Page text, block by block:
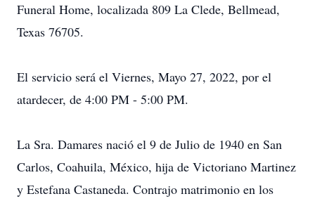
Funeral Home, localizada 809 La Clede, Bellmead,
Texas 76705.
El servicio será el Viernes, Mayo 27, 2022, por el
atardecer, de 4:00 PM - 5:00 PM.
La Sra. Damares nació el 9 de Julio de 1940 en San
Carlos, Coahuila, México, hija de Victoriano Martinez
y Estefana Castaneda. Contrajo matrimonio en los